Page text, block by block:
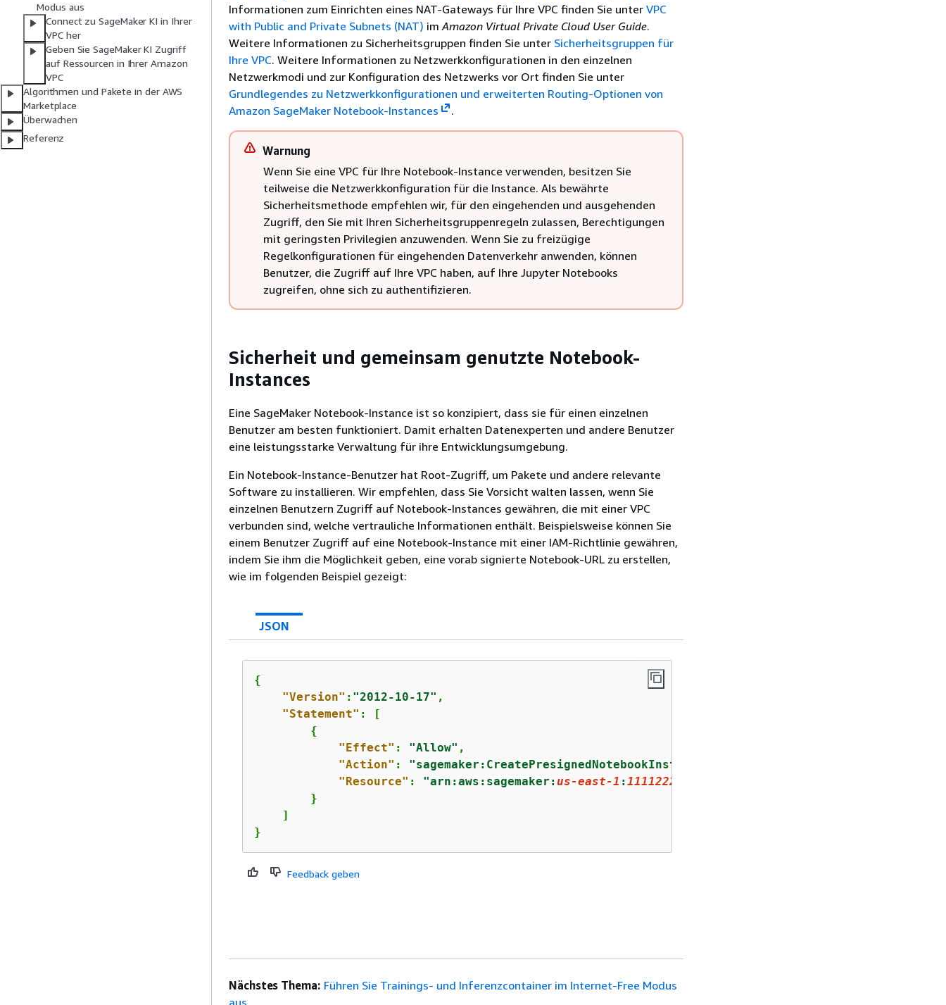
Modus aus
Connect zu SageMaker KI in Ihrer
VPC her
Geben Sie SageMaker KI Zugriff
auf Ressourcen in Ihrer Amazon
VPC
Algorithmen und Pakete in der AWS
Marketplace
Überwachen
Referenz
Informationen zum Einrichten eines NAT-Gateways für Ihre VPC finden Sie unter VPC
with Public and Private Subnets (NAT) imAmazon Virtual Private Cloud User Guide.
Weitere Informationen zu Sicherheitsgruppen finden Sie unter Sicherheitsgruppen für
Ihre VPC. Weitere Informationen zu Netzwerkkonfigurationen in den einzelnen
Netzwerkmodi und zur Konfiguration des Netzwerks vor Ort finden Sie unter
Grundlegendes zu Netzwerkkonfigurationen und erweiterten Routing-Optionen von
Amazon SageMaker Notebook-Instances
.
Warnung
Wenn Sie eine VPC für Ihre Notebook-Instance verwenden, besitzen Sie
teilweise die Netzwerkkonfiguration für die Instance. Als bewährte
Sicherheitsmethode empfehlen wir, für den eingehenden und ausgehenden
Zugriff, den Sie mit Ihren Sicherheitsgruppenregeln zulassen, Berechtigungen
mit geringsten Privilegien anzuwenden. Wenn Sie zu freizügige
Regelkonfigurationen für eingehenden Datenverkehr anwenden, können
Benutzer, die Zugriff auf Ihre VPC haben, auf Ihre Jupyter Notebooks
zugreifen, ohne sich zu authentifizieren.
Sicherheit und gemeinsam genutzte Notebook-
Instances
Eine SageMaker Notebook-Instance ist so konzipiert, dass sie für einen einzelnen
Benutzer am besten funktioniert. Damit erhalten Datenexperten und andere Benutzer
eine leistungsstarke Verwaltung für ihre Entwicklungsumgebung.
Ein Notebook-Instance-Benutzer hat Root-Zugriff, um Pakete und andere relevante
Software zu installieren. Wir empfehlen, dass Sie Vorsicht walten lassen, wenn Sie
einzelnen Benutzern Zugriff auf Notebook-Instances gewähren, die mit einer VPC
verbunden sind, welche vertrauliche Informationen enthält. Beispielsweise können Sie
einem Benutzer Zugriff auf eine Notebook-Instance mit einer IAM-Richtlinie gewähren,
indem Sie ihm die Möglichkeit geben, eine vorab signierte Notebook-URL zu erstellen,
wie im folgenden Beispiel gezeigt:
JSON
{
"Version" : "2012-10-17" ,
"Statement" : [
{
"Effect" : "Allow" ,
"Action" : "sagemaker:CreatePresignedNotebookInstanceUrl"
"Resource" : "arn:aws:sagemaker:us-east-1 :111122223333
        }
    ]
}
Feedback geben
Nächstes Thema: Führen Sie Trainings- und Inferenzcontainer im Internet-Free Modus
aus